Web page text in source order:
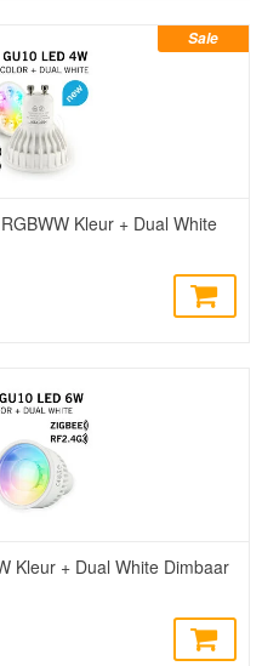
Sale
Kleur + Dual White
Kleur + Dual White Dimbaar